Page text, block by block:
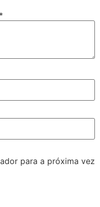
*
para a próxima vez